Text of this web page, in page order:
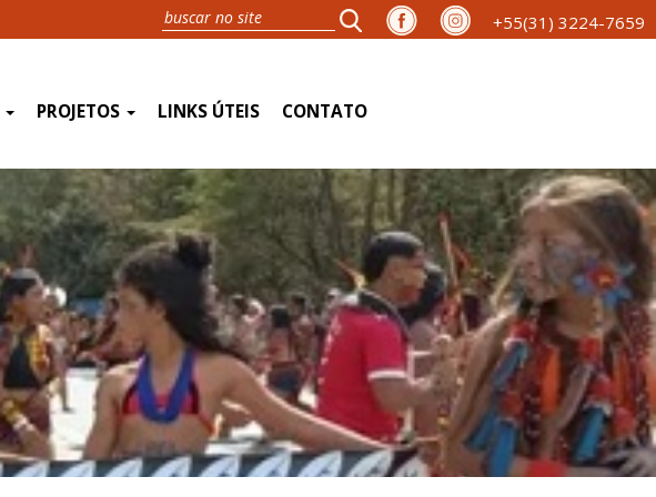
+55(31) 3224-7659
PROJETOS LINKS ÚTEIS CONTATO